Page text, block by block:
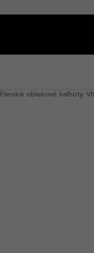
Pánské oblekové kalhoty